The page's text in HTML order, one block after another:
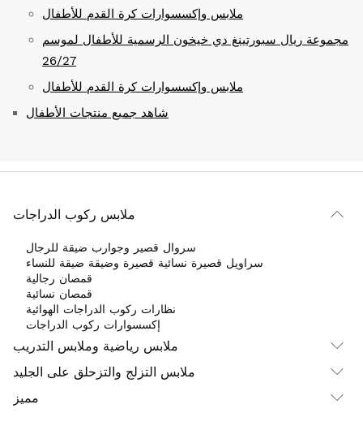
ملابس وإكسسوارات كرة القدم للأطفال
مجموعة ريال سبورتينغ دي خيخون الرسمية للأطفال لموسم
26/27
ملابس وإكسسوارات كرة القدم للأطفال
شاهد جميع منتجات الأطفال
ملابس ركوب الدراجات
سروال قصير وجوارب ضيقة للرجال
سراويل قصيرة نسائية قصيرة وضيقة ضيقة للنساء
قمصان رجالية
قمصان نسائية
نظارات ركوب الدراجات الهوائية
إكسسوارات ركوب الدراجات
ملابس رياضية وملابس التدريب
ملابس التزلج والتزحلق على الجليد
مميز